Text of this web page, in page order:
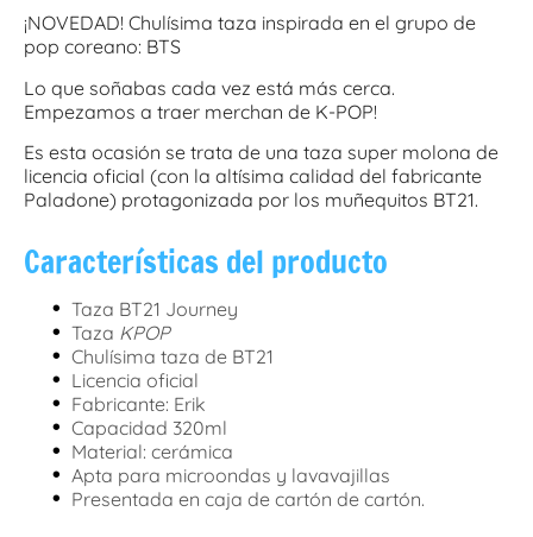
¡NOVEDAD! Chulísima taza inspirada en el grupo de
pop coreano: BTS
Lo que soñabas cada vez está más cerca.
Empezamos a traer merchan de K-POP!
Es esta ocasión se trata de una taza super molona de
licencia oficial (con la altísima calidad del fabricante
Paladone) protagonizada por los muñequitos BT21.
Características del producto
• Taza BT21 Journey
• Taza KPOP
• Chulísima taza de BT21
• Licencia oficial
• Fabricante: Erik
• Capacidad 320ml
• Material: cerámica
• Apta para microondas y lavavajillas
• Presentada en caja de cartón de cartón.